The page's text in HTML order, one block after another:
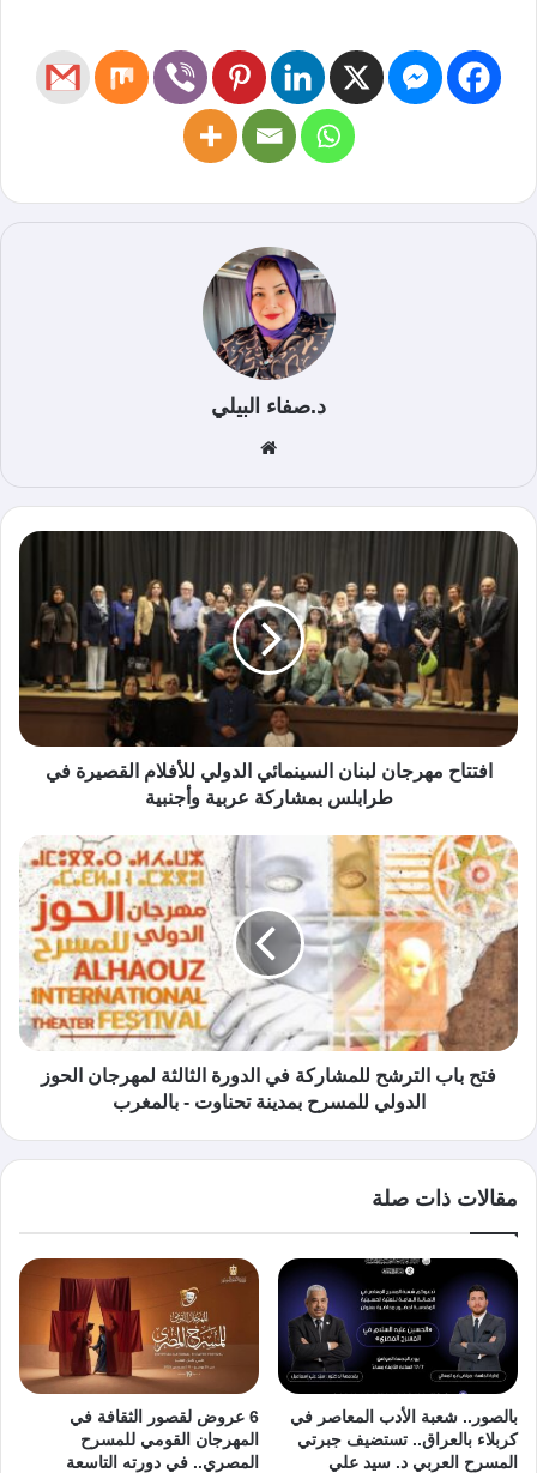
د.صفاء البيلي
الوي
ب
افتتاح مهرجان لبنان السينمائي الدولي للأفلام القصيرة في
طرابلس بمشاركة عربية وأجنبية
فتح باب الترشح للمشاركة في الدورة الثالثة لمهرجان الحوز
الدولي للمسرح بمدينة تحناوت - بالمغرب
مقالات ذات صلة
بالصور.. شعبة الأدب المعاصر في
كربلاء بالعراق.. تستضيف جبرتي
المسرح العربي د. سيد علي
6 عروض لقصور الثقافة في
المهرجان القومي للمسرح
المصري.. في دورته التاسعة